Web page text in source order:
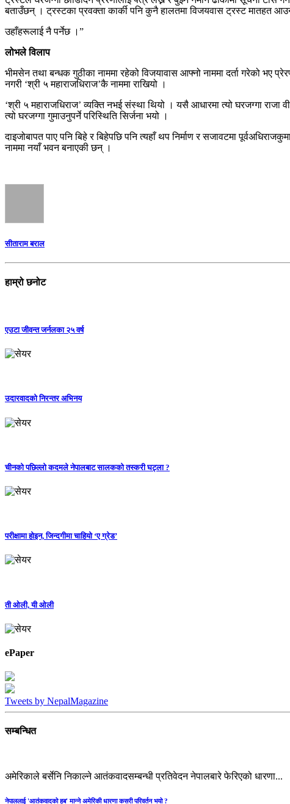
बताउँछन् । ट्रस्टका प्रवक्ता कार्की पनि कुनै हालतमा विजयवास ट्रस्ट मातहत
उहाँहरूलाई नै पर्नेछ ।”
लोभले विलाप
भीमसेन तथा बन्धक गुठीका नाममा रहेको विजयावास आफ्नो नाममा दर्ता गरेको भए
नगरी ‘श्री ५ महाराजधिराज’कै नाममा राखियो ।
‘श्री ५ महाराजधिराज’ व्यक्ति नभई संस्था थियो । यसै आधारमा त्यो घरजग्गा
त्यो घरजग्गा गुमाउनुपर्ने परिस्थिति सिर्जना भयो ।
दाइजोबापत पाए पनि बिहे र बिहेपछि पनि त्यहाँ थप निर्माण र सजावटमा
नाममा नयाँ भवन बनाएकी छन् ।
सीताराम बराल
हाम्रो छनोट
एउटा जीवन्त जर्नलका २५ वर्ष
उदारवादको निरन्तर अभिनय
चीनको पछिल्लो कदमले नेपालबाट सालकको तस्करी घट्ला ?
परीक्षामा होइन, जिन्दगीमा चाहियो ‘ए ग्रेड’
ती ओली, यी ओली
ePaper
Tweets by NepalMagazine
सम्बन्धित
अमेरिकाले बर्सेनि निकाल्ने आतंकवादसम्बन्धी प्रतिवेदन नेपालबारे फेरिएको धारणा...
नेपाललाई 'आतंकवादको हब' मान्‍ने अमेरिकी धारणा कसरी परिवर्तन भयो ?